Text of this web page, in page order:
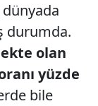
dünyada
durumda.
olan
yüzde
bile